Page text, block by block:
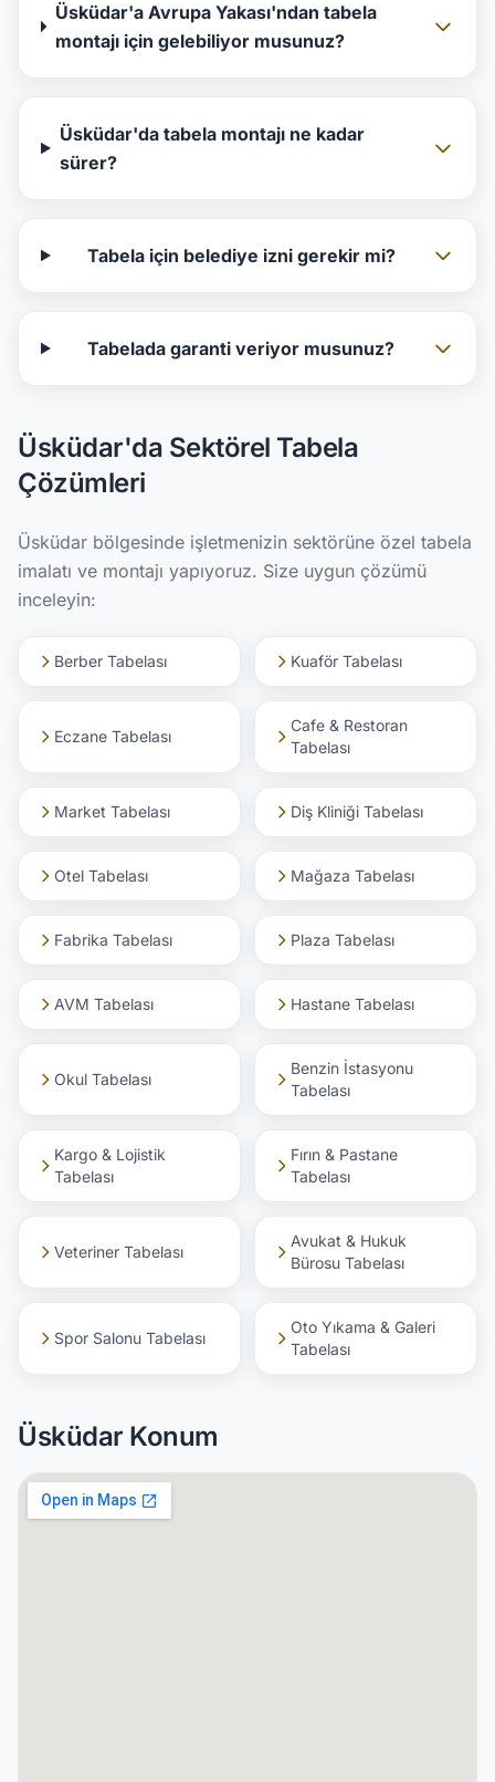
Üsküdar'a Avrupa Yakası'ndan tabela
montajı için gelebiliyor musunuz?
Üsküdar'da tabela montajı ne kadar
sürer?
Tabela için belediye izni gerekir mi?
Tabelada garanti veriyor musunuz?
Üsküdar'da Sektörel Tabela
Çözümleri
Üsküdar bölgesinde işletmenizin sektörüne özel tabela
imalatı ve montajı yapıyoruz. Size uygun çözümü
inceleyin:
Berber Tabelası Kuaför Tabelası
Eczane Tabelası
Cafe & Restoran
Tabelası
Market Tabelası Diş Kliniği Tabelası
Otel Tabelası Mağaza Tabelası
Fabrika Tabelası Plaza Tabelası
AVM Tabelası Hastane Tabelası
Okul Tabelası
Benzin İstasyonu
Tabelası
Kargo & Lojistik
Tabelası
Fırın & Pastane
Tabelası
Veteriner Tabelası
Avukat & Hukuk
Bürosu Tabelası
Spor Salonu Tabelası
Oto Yıkama & Galeri
Tabelası
Üsküdar Konum